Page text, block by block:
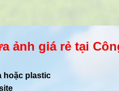
ảnh giá rẻ tại
hoặc plastic